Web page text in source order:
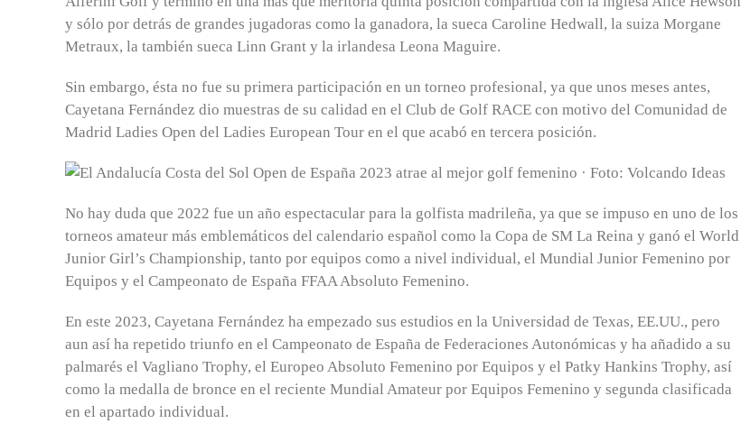
y sólo por detrás de grandes jugadoras como la ganadora, la sueca Caroline Hedwall, la suiza Morgane
Metraux, la también sueca Linn Grant y la irlandesa Leona Maguire.
Sin embargo, ésta no fue su primera participación en un torneo profesional, ya que unos meses antes,
Cayetana Fernández dio muestras de su calidad en el Club de Golf RACE con motivo del Comunidad de
Madrid Ladies Open del Ladies European Tour en el que acabó en tercera posición.
No hay duda que 2022 fue un año espectacular para la golfista madrileña, ya que se impuso en uno de los
torneos amateur más emblemáticos del calendario español como la Copa de SM La Reina y ganó el World
Junior Girl’s Championship, tanto por equipos como a nivel individual, el Mundial Junior Femenino por
Equipos y el Campeonato de España FFAA Absoluto Femenino.
En este 2023, Cayetana Fernández ha empezado sus estudios en la Universidad de Texas, EE.UU., pero
aun así ha repetido triunfo en el Campeonato de España de Federaciones Autonómicas y ha añadido a su
palmarés el Vagliano Trophy, el Europeo Absoluto Femenino por Equipos y el Patky Hankins Trophy, así
como la medalla de bronce en el reciente Mundial Amateur por Equipos Femenino y segunda clasificada
en el apartado individual.